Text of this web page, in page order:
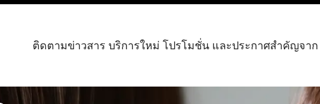
ติดตามข่าวสาร บริการใหม่ โปรโมชั่น และประกาศสำคัญจา